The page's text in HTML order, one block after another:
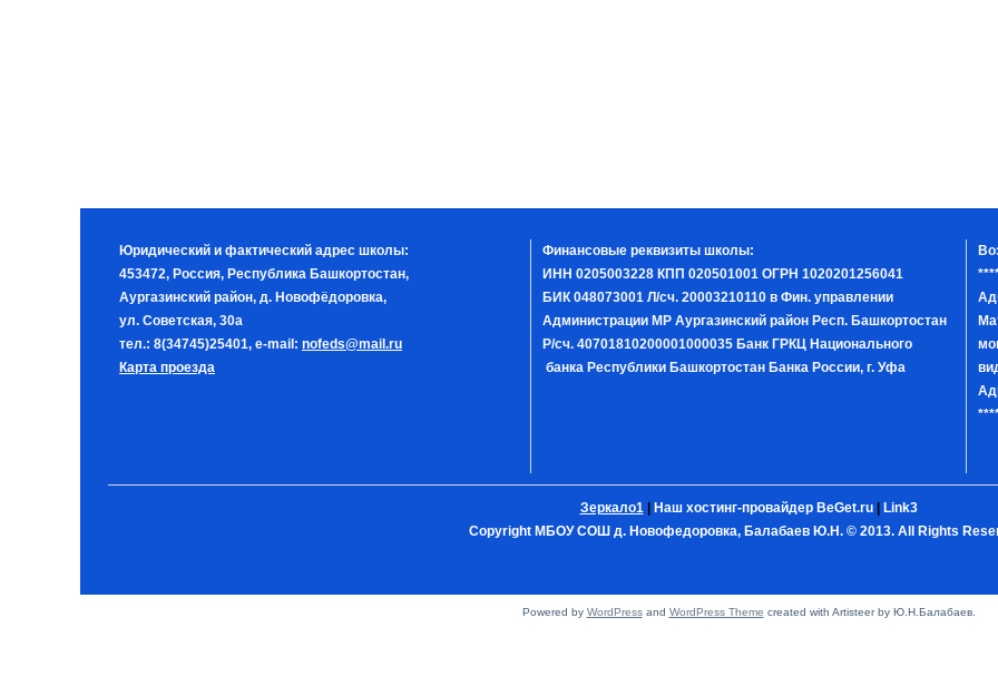
Юридический и фактический адрес школы:
453472, Россия, Республика Башкортостан,
Аургазинский район, д. Новофёдоровка,
ул. Советская, 30а
тел.: 8(34745)25401, e-mail: nofeds@mail.ru
Карта проезда
Финансовые реквизиты школы:
ИНН 0205003228 КПП 020501001 ОГРН 1020201256041
БИК 048073001 Л/сч. 20003210110 в Фин. управлении
Администрации МР Аургазинский район Респ. Башкортостан
Р/сч. 40701810200001000035 Банк ГРКЦ Национального
банка Республики Башкортостан Банка России, г. Уфа
Зеркало1| Наш хостинг-провайдер BeGet.ru|
Link3
Copyright МБОУ СОШ д. Новофедоровка, Балабаев Ю.Н. © 2013. All Rights
Powered by WordPressand WordPress Theme created with Artisteer by Ю.Н.Балабаев.